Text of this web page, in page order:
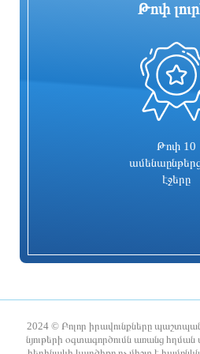
ուկրաինական ավելի քան 600
անօդաչու թռչող սարք խոցելու մասին
ռազմական գործողությունների
Թոփ
Թոփ 10
էջերը
2024 © Բոլոր իրավունքները
նյութերի օգտագործումն առանց